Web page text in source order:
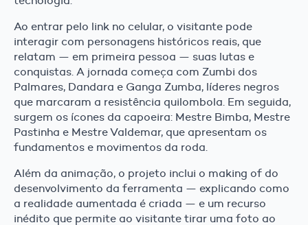
Ao entrar pelo link no celular, o visitante pode
interagir com personagens históricos reais, que
relatam — em primeira pessoa — suas lutas e
conquistas. A jornada começa com Zumbi dos
Palmares, Dandara e Ganga Zumba, líderes negros
que marcaram a resistência quilombola. Em seguida,
surgem os ícones da capoeira: Mestre Bimba, Mestre
Pastinha e Mestre Valdemar, que apresentam os
fundamentos e movimentos da roda.
Além da animação, o projeto inclui o making of do
desenvolvimento da ferramenta — explicando como
a realidade aumentada é criada — e um recurso
inédito que permite ao visitante tirar uma foto ao